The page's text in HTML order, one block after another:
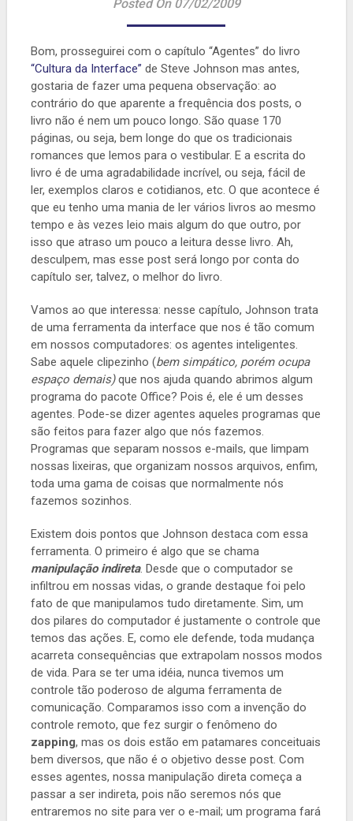
Posted On 07/02/2009
Bom, prosseguirei com o capítulo “Agentes” do livro
“Cultura da Interface” de Steve Johnson mas antes,
gostaria de fazer uma pequena observação: ao
contrário do que aparente a frequência dos posts, o
livro não é nem um pouco longo. São quase 170
páginas, ou seja, bem longe do que os tradicionais
romances que lemos para o vestibular. E a escrita do
livro é de uma agradabilidade incrível, ou seja, fácil de
ler, exemplos claros e cotidianos, etc. O que acontece é
que eu tenho uma mania de ler vários livros ao mesmo
tempo e às vezes leio mais algum do que outro, por
isso que atraso um pouco a leitura desse livro. Ah,
desculpem, mas esse post será longo por conta do
capítulo ser, talvez, o melhor do livro.
Vamos ao que interessa: nesse capítulo, Johnson trata
de uma ferramenta da interface que nos é tão comum
em nossos computadores: os agentes inteligentes.
Sabe aquele clipezinho (bem simpático, porém ocupa
espaço demais)que nos ajuda quando abrimos algum
programa do pacote Office? Pois é, ele é um desses
agentes. Pode-se dizer agentes aqueles programas que
são feitos para fazer algo que nós fazemos.
Programas que separam nossos e-mails, que limpam
nossas lixeiras, que organizam nossos arquivos, enfim,
toda uma gama de coisas que normalmente nós
fazemos sozinhos.
Existem dois pontos que Johnson destaca com essa
ferramenta. O primeiro é algo que se chama
manipulação indireta. Desde que o computador se
infiltrou em nossas vidas, o grande destaque foi pelo
fato de que manipulamos tudo diretamente. Sim, um
dos pilares do computador é justamente o controle que
temos das ações. E, como ele defende, toda mudança
acarreta consequências que extrapolam nossos modos
de vida. Para se ter uma idéia, nunca tivemos um
controle tão poderoso de alguma ferramenta de
comunicação. Comparamos isso com a invenção do
controle remoto, que fez surgir o fenômeno do
zapping, mas os dois estão em patamares conceituais
bem diversos, que não é o objetivo desse post. Com
esses agentes, nossa manipulação direta começa a
passar a ser indireta, pois não seremos nós que
entraremos no site para ver o e-mail; um programa fará